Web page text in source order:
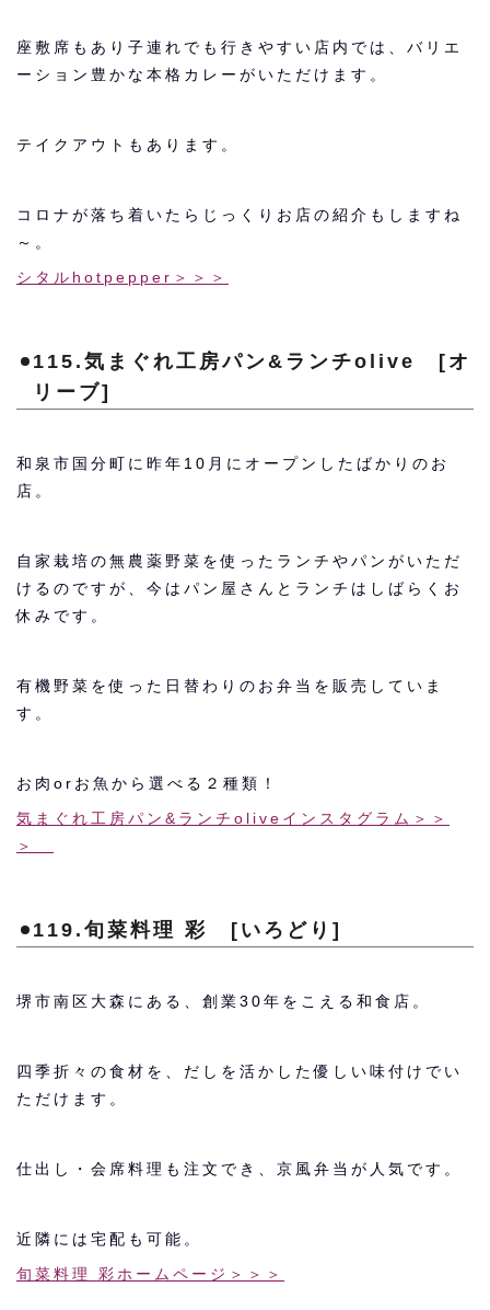
座敷席もあり子連れでも行きやすい店内では、バリエ
ーション豊かな本格カレーがいただけます。
テイクアウトもあります。
コロナが落ち着いたらじっくりお店の紹介もしますね
～。
シタルhotpepper＞＞＞
115.気まぐれ工房パン&ランチolive [オ
リーブ]
和泉市国分町に昨年10月にオープンしたばかりのお
店。
自家栽培の無農薬野菜を使ったランチやパンがいただ
けるのですが、今はパン屋さんとランチはしばらくお
休みです。
有機野菜を使った日替わりのお弁当を販売していま
す。
お肉orお魚から選べる２種類！
気まぐれ工房パン&ランチoliveインスタグラム＞＞
＞
119.旬菜料理 彩 [いろどり]
堺市南区大森にある、創業30年をこえる和食店。
四季折々の食材を、だしを活かした優しい味付けでい
ただけます。
仕出し・会席料理も注文でき、京風弁当が人気です。
近隣には宅配も可能。
旬菜料理 彩ホームページ＞＞＞